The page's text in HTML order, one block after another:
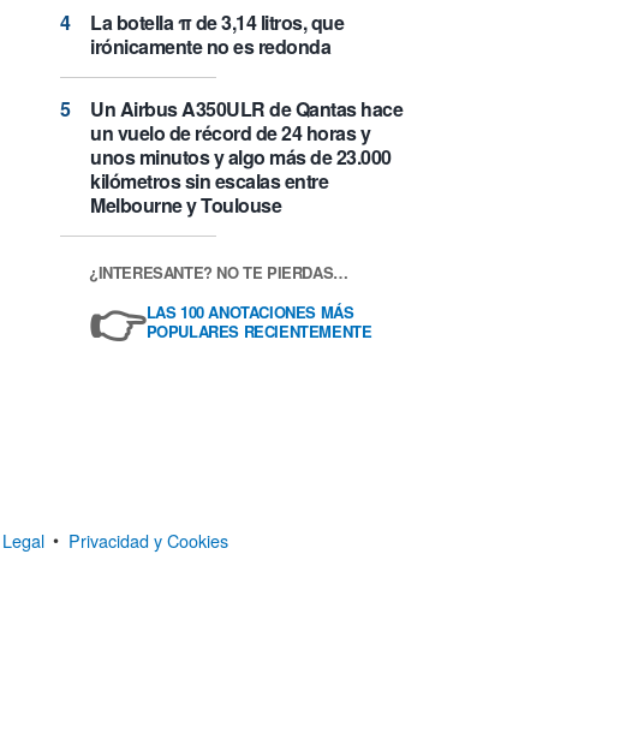
La botella π de 3,14 litros, que
irónicamente no es redonda
Un Airbus A350ULR de Qantas hace
un vuelo de récord de 24 horas y
unos minutos y algo más de 23.000
kilómetros sin escalas entre
Melbourne y Toulouse
¿INTERESANTE? NO TE PIERDAS…
👉LAS 100 ANOTACIONES MÁS
POPULARES RECIENTEMENTE
Legal • Privacidad y Cookies